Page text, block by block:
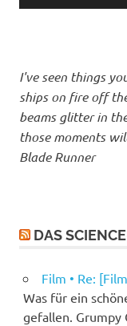
I've seen things
ships on fire off
beams glitter in
those moments
Blade Runner
DAS
Film • Re:
Was für ein
gefallen. Grumpy